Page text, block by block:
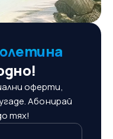
оферти,
Абонирай
тях!